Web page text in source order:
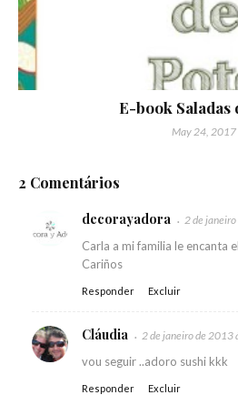
E-book Saladas
May 24, 2017
2 Comentários
decorayadora 2 de
Carla a mi familia le encanta
Cariños
Responder Excluir
Cláudia 2 de janeiro de 2013
vou seguir ..adoro sushi kkk
Responder Excluir